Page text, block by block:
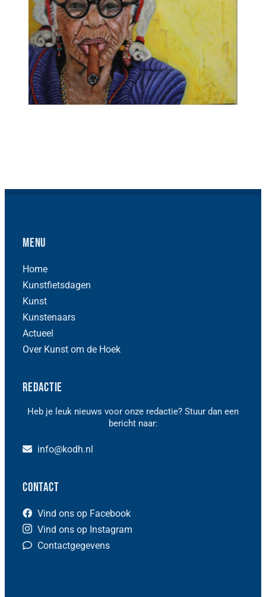
Menu
Home
Kunstfietsdagen
Kunst
Kunstenaars
Actueel
Over Kunst om de Hoek
Redactie
Heb je leuk nieuws voor onze redactie? Stuur dan een
bericht naar:
info@kodh.nl
Contact
Vind ons op Facebook
Vind ons op Instagram
Contactgegevens